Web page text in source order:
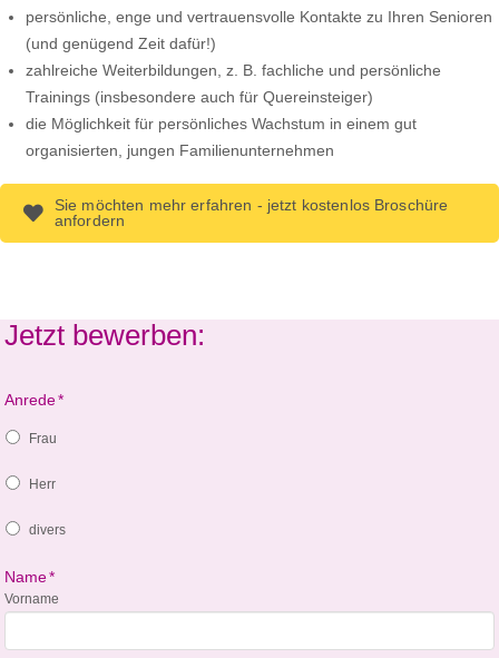
persönliche, enge und vertrauensvolle Kontakte zu Ihren Senioren
(und genügend Zeit dafür!)
zahlreiche Weiterbildungen, z. B. fachliche und persönliche
Trainings (insbesondere auch für Quereinsteiger)
die Möglichkeit für persönliches Wachstum in einem gut
organisierten, jungen Familienunternehmen
Sie möchten mehr erfahren - jetzt kostenlos Broschüre
anfordern
Jetzt bewerben:
Anrede*
Frau
Herr
divers
Name*
Vorname